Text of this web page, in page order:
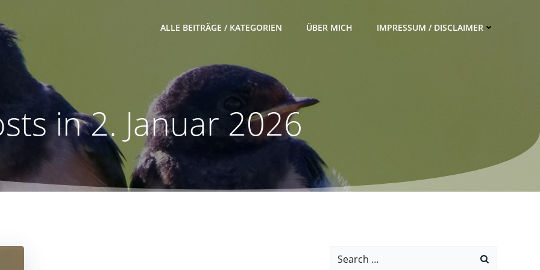
ALLE BEITRÄGE / KATEGORIEN ÜBER MICH IMPRESSUM / DISCLAIMER
in 2. Januar 2026
Search